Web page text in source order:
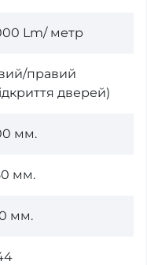
Lm/ метр
правий
дверей)
мм.
мм.
мм.